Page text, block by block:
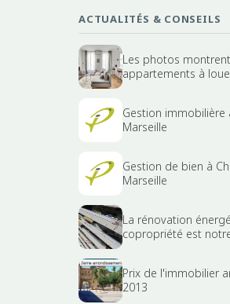
ACTUALITÉS & CONSEILS
Les photos
appartements à
Gestion immobilière
Marseille
Gestion de bien à
Marseille
La rénovation
copropriété est
Prix de l'immobilier
2013